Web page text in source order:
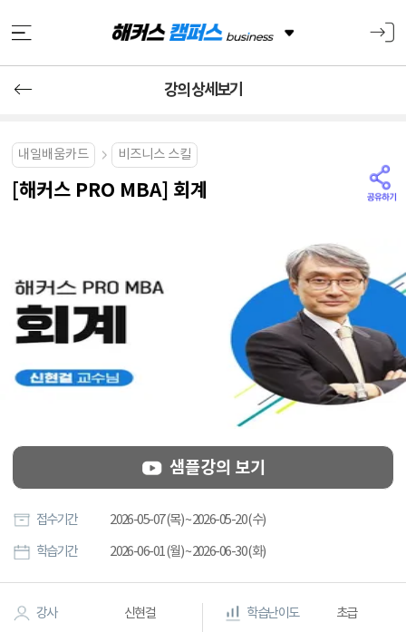
강의 상세보기
내일배움카드 비즈니스 스킬
[해커스 PRO MBA] 회계
샘플강의 보기
접수기간 2026-05-07 (목) ~ 2026-05-20 (수)
학습기간 2026-06-01 (월) ~ 2026-06-30 (화)
강사 신현걸 학습난이도 초급